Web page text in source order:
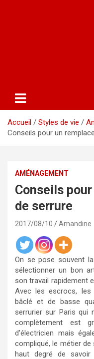
Accueil Styles de vie
Conseils pour un
AMÉNAGEMENT
Conseils
de serrure
2017/08/10 Amandine
On se pose souvent
sélectionner un bon
son travail rapidement
Avec les escrocs,
bâclé et de basse
serrurier sur Paris qui
complètement est
d’électricien mais
compliqué, le métier de
haut degré de